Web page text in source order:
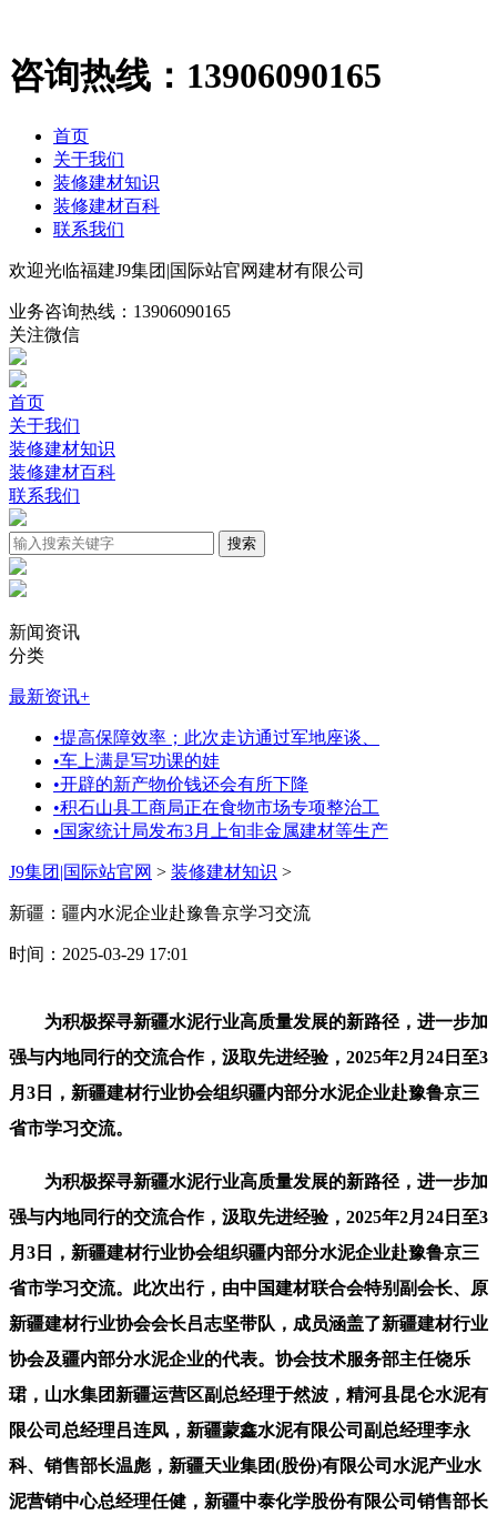
咨询热线： 13906090165
首页
关于我们
装修建材知识
装修建材百科
联系我们
欢迎光临福建J9集团|国际站官网建材有限公司
业务咨询热线： 13906090165
关注微信
首页
关于我们
装修建材知识
装修建材百科
联系我们
新闻资讯
分类
最新资讯+
•提高保障效率；此次走访通过军地座谈、
•车上满是写功课的娃
•开辟的新产物价钱还会有所下降
•积石山县工商局正在食物市场专项整治工
•国家统计局发布3月上旬非金属建材等生产
J9集团|国际站官网 > 装修建材知识 >
新疆：疆内水泥企业赴豫鲁京学习交流
时间：2025-03-29 17:01
为积极探寻新疆水泥行业高质量发展的新路径，进一步加
强与内地同行的交流合作，汲取先进经验，2025年2月24日至3
月3日，新疆建材行业协会组织疆内部分水泥企业赴豫鲁京三
省市学习交流。
为积极探寻新疆水泥行业高质量发展的新路径，进一步加
强与内地同行的交流合作，汲取先进经验，2025年2月24日至3
月3日，新疆建材行业协会组织疆内部分水泥企业赴豫鲁京三
省市学习交流。此次出行，由中国建材联合会特别副会长、原
新疆建材行业协会会长吕志坚带队，成员涵盖了新疆建材行业
协会及疆内部分水泥企业的代表。协会技术服务部主任饶乐
珺，山水集团新疆运营区副总经理于然波，精河县昆仑水泥有
限公司总经理吕连凤，新疆蒙鑫水泥有限公司副总经理李永
科、销售部长温彪，新疆天业集团(股份)有限公司水泥产业水
泥营销中心总经理任健，新疆中泰化学股份有限公司销售部长